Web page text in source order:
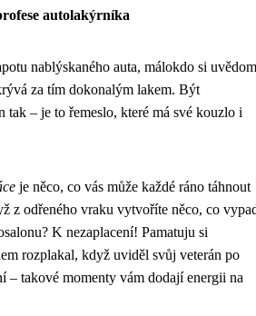
autolakýrníka
nablýskaného auta, málokdo si
za tím dokonalým lakem. Být
tak – je to řemeslo, které má své kouzlo i
je něco, co vás může každé ráno táhnout
z odřeného vraku vytvoříte něco, co
K nezaplacení! Pamatuju si
rozplakal, když uviděl svůj veterán po
– takové momenty vám dodají energii na